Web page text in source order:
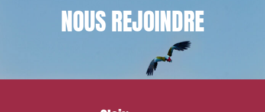
NOUSREJOINDRE